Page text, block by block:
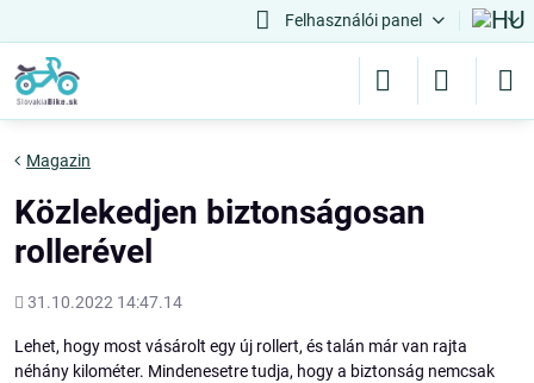
Felhasználói panel
Magazin
Közlekedjen biztonságosan
rollerével
Hozááadott
31.10.2022 14:47.14
Lehet, hogy most vásárolt egy új rollert, és talán már van rajta
néhány kilométer. Mindenesetre tudja, hogy a biztonság nemcsak